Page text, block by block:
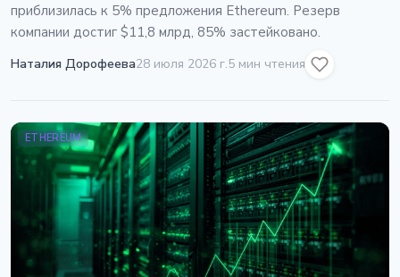
приблизилась к 5% предложения Ethereum. Резерв
компании достиг $11,8 млрд, 85% застейковано.
Наталия Дорофеева28 июля 2026 г.5 мин чтения
ETHEREUM